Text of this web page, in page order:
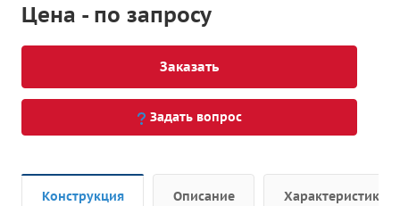
Цена - по запросу
Заказать
Задать вопрос
Конструкция Описание Характеристики